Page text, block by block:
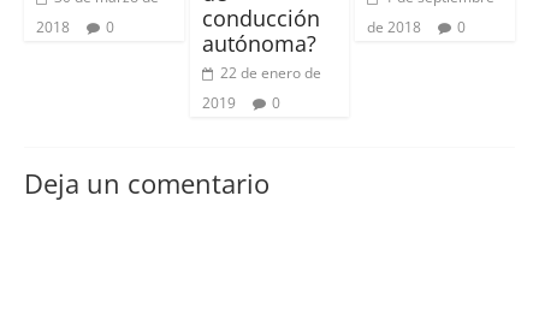
2018
0
conducción
autónoma?
22 de enero de
2019
0
de 2018
0
Deja un comentario